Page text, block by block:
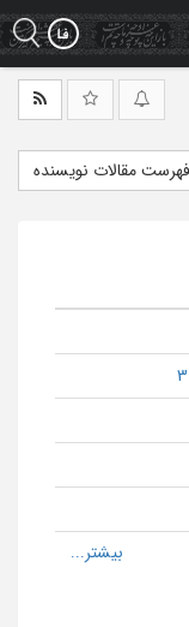
فهرست مقالات نویسنده